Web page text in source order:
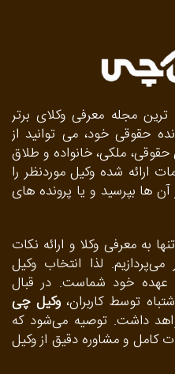
مجله معرفی وکلای برتر
حقوقی خود، می توانید از
حقوقی، ملکی، خانواده و طلاق
ارائه شده وکیل موردنظر را
ها بپرسید و یا پرونده های
به معرفی وکلا و ارائه نکات
لذا انتخاب وکیل
عهده خود شماست. در قبال
توسط کاربران،وکیل چی
داشت. توصیه می‌شود که
کامل و مشاوره دقیق از وکیل